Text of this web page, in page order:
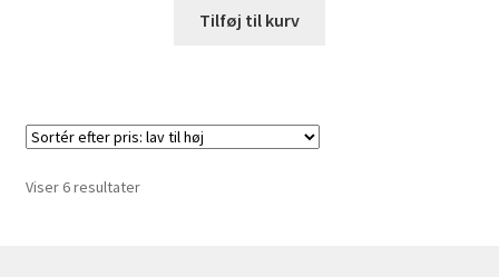
Tilføj til kurv
Viser 6 resultaterSorteret